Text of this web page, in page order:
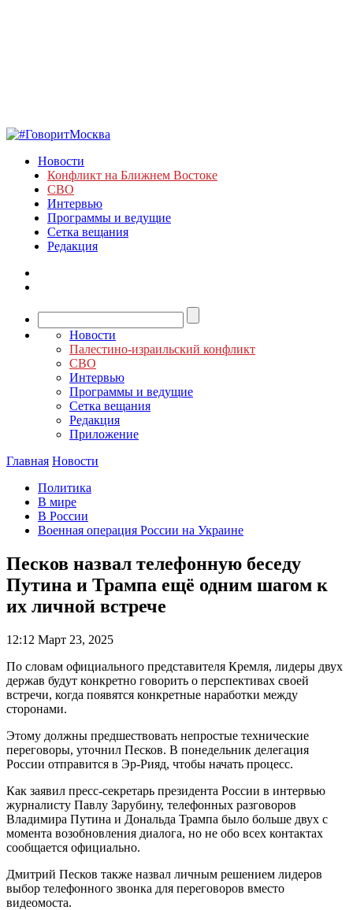
Новости
Конфликт на Ближнем Востоке
СВО
Интервью
Программы и ведущие
Сетка вещания
Редакция
Новости
Палестино-израильский конфликт
СВО
Интервью
Программы и ведущие
Сетка вещания
Редакция
Приложение
Главная Новости
Политика
В мире
В России
Военная операция России на Украине
Песков назвал телефонную беседу
Путина и Трампа ещё одним шагом к
их личной встрече
12:12 Март 23, 2025
По словам официального представителя Кремля, лидеры двух
держав будут конкретно говорить о перспективах своей
встречи, когда появятся конкретные наработки между
сторонами.
Этому должны предшествовать непростые технические
переговоры, уточнил Песков. В понедельник делегация
России отправится в Эр-Рияд, чтобы начать процесс.
Как заявил пресс-секретарь президента России в интервью
журналисту Павлу Зарубину, телефонных разговоров
Владимира Путина и Дональда Трампа было больше двух с
момента возобновления диалога, но не обо всех контактах
сообщается официально.
Дмитрий Песков также назвал личным решением лидеров
выбор телефонного звонка для переговоров вместо
видеомоста.